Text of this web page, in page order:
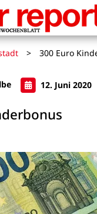
> 300 Euro
12. Juni 2020